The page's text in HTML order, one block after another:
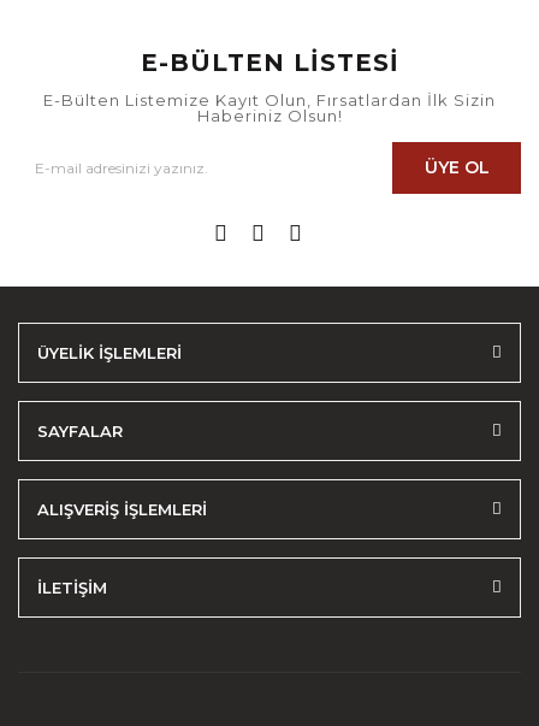
E-BÜLTEN LİSTESİ
E-Bülten Listemize Kayıt Olun, Fırsatlardan İlk Sizin
Haberiniz Olsun!
ÜYE OL
ÜYELİK İŞLEMLERİ
SAYFALAR
ALIŞVERİŞ İŞLEMLERİ
İLETİŞİM